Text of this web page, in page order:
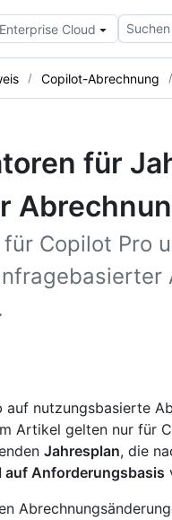
Enterprise Cloud
Copilot-Abrechnung
für
Copilot Pro
nutzungsbasierte
Artikel gelten nur für
Jahresplan, die
auf Anforderungsbasis